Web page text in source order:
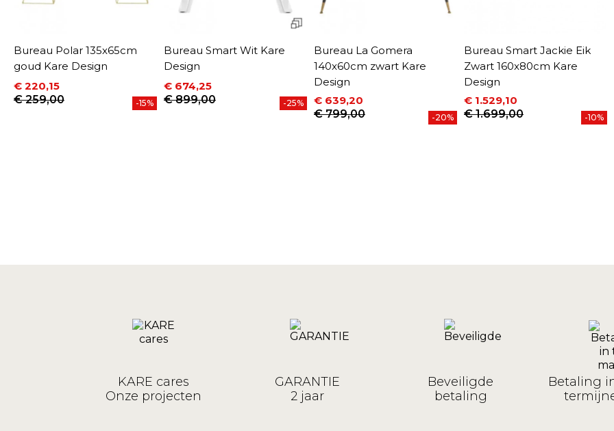
Bureau Polar 135x65cm
goud Kare Design
Prijs
€ 220,15
Normale prijs
€ 259,00 -15%
Bureau Smart Wit Kare
Design
Prijs
€ 674,25
Normale prijs
€ 899,00 -25%
Bureau La Gomera
140x60cm zwart Kare
Design
Prijs
€ 639,20
Normale prijs
€ 799,00 -20%
Bureau Smart Jackie Eik
Zwart 160x80cm Kare
Design
Prijs
€ 1.529,10
Normale prijs
€ 1.699,00 -10%
KARE cares
Onze projecten
GARANTIE
2 jaar
Beveiligde
betaling
Betaling